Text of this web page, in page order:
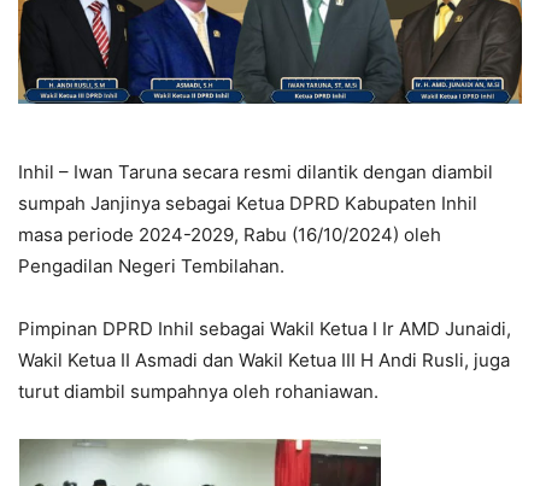
Inhil – Iwan Taruna secara resmi dilantik dengan diambil
sumpah Janjinya sebagai Ketua DPRD Kabupaten Inhil
masa periode 2024-2029, Rabu (16/10/2024) oleh
Pengadilan Negeri Tembilahan.
Pimpinan DPRD Inhil sebagai Wakil Ketua I Ir AMD Junaidi,
Wakil Ketua II Asmadi dan Wakil Ketua III H Andi Rusli, juga
turut diambil sumpahnya oleh rohaniawan.